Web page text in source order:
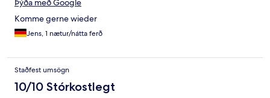
Þýða með Google
Komme gerne wieder
Jens, 1 nætur/nátta ferð
Staðfest umsögn
10/10 Stórkostlegt